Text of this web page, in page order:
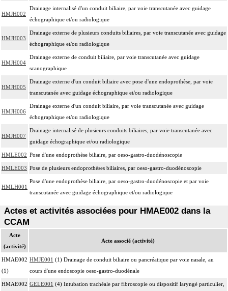
HMJH002
Drainage internalisé d'un conduit biliaire, par voie transcutanée avec guidage
échographique et/ou radiologique
HMJH003
Drainage externe de plusieurs conduits biliaires, par voie transcutanée avec guidage
échographique et/ou radiologique
HMJH004
Drainage externe de conduit biliaire, par voie transcutanée avec guidage
scanographique
HMJH005
Drainage externe d'un conduit biliaire avec pose d'une endoprothèse, par voie
transcutanée avec guidage échographique et/ou radiologique
HMJH006
Drainage externe d'un conduit biliaire, par voie transcutanée avec guidage
échographique et/ou radiologique
HMJH007
Drainage internalisé de plusieurs conduits biliaires, par voie transcutanée avec
guidage échographique et/ou radiologique
HMLE002 Pose d'une endoprothèse biliaire, par oeso-gastro-duodénoscopie
HMLE003 Pose de plusieurs endoprothèses biliaires, par oeso-gastro-duodénoscopie
HMLH001
Pose d'une endoprothèse biliaire, par oeso-gastro-duodénoscopie et par voie
transcutanée avec guidage échographique et/ou radiologique
Actes et activités associées pour HMAE002 dans la
CCAM
Acte
(activité)
Acte associé (activité)
HMAE002
(1)
HMJE001 (1) Drainage de conduit biliaire ou pancréatique par voie nasale, au
cours d'une endoscopie oeso-gastro-duodénale
HMAE002 GELE001 (4) Intubation trachéale par fibroscopie ou dispositif laryngé particulier,